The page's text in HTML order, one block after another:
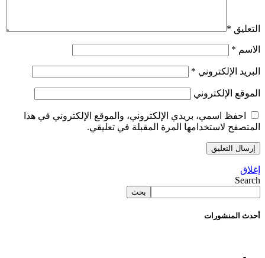
التعليق *
الاسم *
البريد الإلكتروني *
الموقع الإلكتروني
احفظ اسمي، بريدي الإلكتروني، والموقع الإلكتروني في هذا
المتصفح لاستخدامها المرة المقبلة في تعليقي.
إغلاق
Search
بحث
أحدث المنشورات